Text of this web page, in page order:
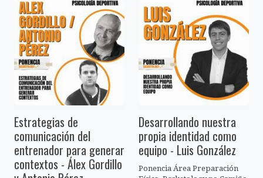
Estrategias de
comunicación del
entrenador para generar
contextos - Álex Gordillo
Desarrollando nuestra
propia identidad como
equipo - Luis González
Ponencia Área Preparación